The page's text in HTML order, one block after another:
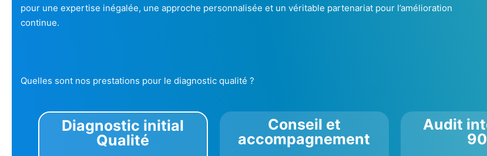
pour une expertise inégalée, une approche personnalisée et un véritable partenariat pour l’amélioration
continue.
Quelles sont nos prestations pour le diagnostic qualité ?
Diagnostic initial
Qualité
Conseil et
accompagnement
Audit